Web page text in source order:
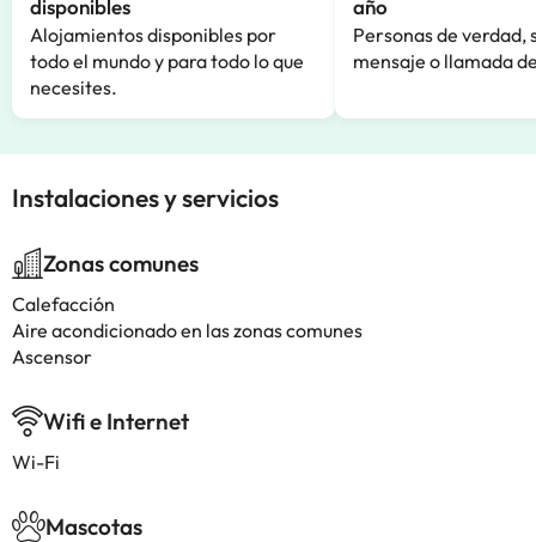
disponibles
Alojamientos disponibles por
todo el mundo y para todo lo que
necesites.
año
Personas de verdad,
mensaje o llamada
Instalaciones y servicios
Zonas comunes
Calefacción
Aire acondicionado en las zonas comunes
Ascensor
Wifi e Internet
Wi-Fi
Mascotas